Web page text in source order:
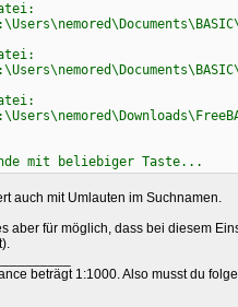
mit beliebiger Taste...
auch mit Umlauten im Suchnamen.
aber für möglich, dass bei diesem
beträgt 1:1000. Also musst du